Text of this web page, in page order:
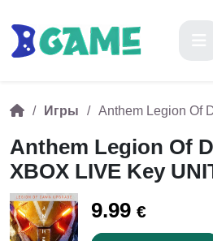
Игры Anthem Legion Of
Anthem Legion Of
XBOX LIVE Key
9.99 €